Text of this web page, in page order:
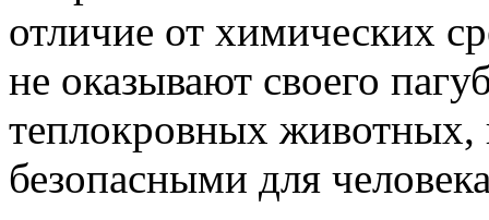
отличие от химических
не оказывают своего
теплокровных животных,
безопасными для